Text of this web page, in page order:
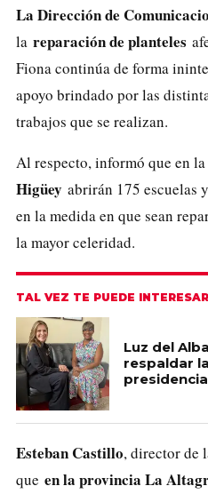
La Dirección de
la reparación de planteles
Fiona continúa de forma
apoyo brindado por las
trabajos que se realizan.
Al respecto, informó que en la
Higüey abrirán 175 escuelas
en la medida en que sean
la mayor celeridad.
TAL VEZ TE PUEDE INTERESAR
Luz del
respaldar
Esteban Castillo, director de
que en la provincia La